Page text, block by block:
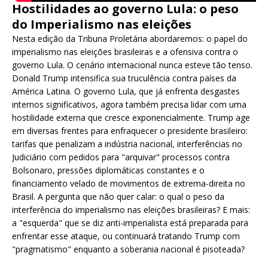
Hostilidades ao governo Lula: o peso
do Imperialismo nas eleições
Nesta edição da Tribuna Proletária abordaremos: o papel do
imperialismo nas eleições brasileiras e a ofensiva contra o
governo Lula. O cenário internacional nunca esteve tão tenso.
Donald Trump intensifica sua truculência contra países da
América Latina. O governo Lula, que já enfrenta desgastes
internos significativos, agora também precisa lidar com uma
hostilidade externa que cresce exponencialmente. Trump age
em diversas frentes para enfraquecer o presidente brasileiro:
tarifas que penalizam a indústria nacional, interferências no
Judiciário com pedidos para "arquivar" processos contra
Bolsonaro, pressões diplomáticas constantes e o
financiamento velado de movimentos de extrema-direita no
Brasil. A pergunta que não quer calar: o qual o peso da
interferência do imperialismo nas eleições brasileiras? E mais:
a "esquerda" que se diz anti-imperialista está preparada para
enfrentar esse ataque, ou continuará tratando Trump com
"pragmatismo" enquanto a soberania nacional é pisoteada?